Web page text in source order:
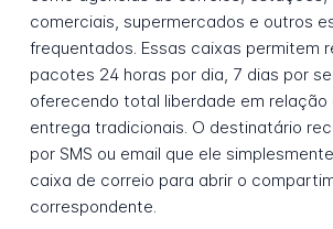
comerciais, supermercados e outros
frequentados. Essas caixas permitem
pacotes 24 horas por dia, 7 dias por
oferecendo total liberdade em relação
entrega tradicionais. O destinatário
por SMS ou email que ele
caixa de correio para abrir o
correspondente.